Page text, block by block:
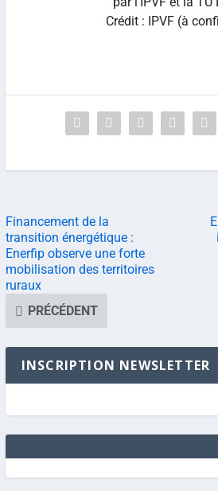
Crédit : IPVF (à
Financement de la
transition énergétique :
Enerfip observe une forte
mobilisation des territoires
ruraux
PRÉCÉDENT
INSCRIPTION NEWSLETTER